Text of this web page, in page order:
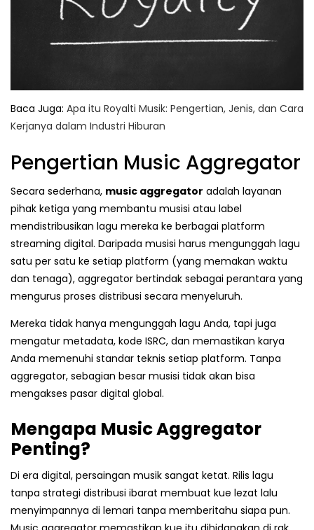
Baca Juga: Apa itu Royalti Musik: Pengertian, Jenis, dan Cara
Kerjanya dalam Industri Hiburan
Pengertian Music Aggregator
Secara sederhana, music aggregator adalah layanan
pihak ketiga yang membantu musisi atau label
mendistribusikan lagu mereka ke berbagai platform
streaming digital. Daripada musisi harus mengunggah lagu
satu per satu ke setiap platform (yang memakan waktu
dan tenaga), aggregator bertindak sebagai perantara yang
mengurus proses distribusi secara menyeluruh.
Mereka tidak hanya mengunggah lagu Anda, tapi juga
mengatur metadata, kode ISRC, dan memastikan karya
Anda memenuhi standar teknis setiap platform. Tanpa
aggregator, sebagian besar musisi tidak akan bisa
mengakses pasar digital global.
Mengapa Music Aggregator
Penting?
Di era digital, persaingan musik sangat ketat. Rilis lagu
tanpa strategi distribusi ibarat membuat kue lezat lalu
menyimpannya di lemari tanpa memberitahu siapa pun.